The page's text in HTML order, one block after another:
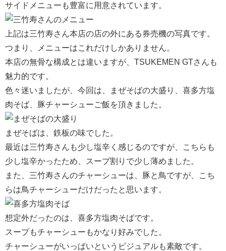
サイドメニューも豊富に用意されています。
上記は三竹寿さん本店の店の外にある券売機の写真です。
つまり、メニューはこれだけしかありません。
本店の無骨な構成とは違いますが、TSUKEMEN GTさんも
魅力的です。
色々迷いましたが、今回は、まぜそばの大盛り、喜多方塩
肉そば、豚チャーシューご飯を頂きました。
まぜそばは、鉄板の味でした。
最近は三竹寿さんも少し塩辛く感じるのですが、こちらも
少し塩辛かったため、スープ割りで少し薄めました。
また、三竹寿さんのチャーシューは、豚と鳥ですが、こち
らは鳥チャーシューだけだったと思います。
想定外だったのは、喜多方塩肉そばです。
スープもチャーシューもかなり好みでした。
チャーシューがいっぱいというビジュアルも素敵です。